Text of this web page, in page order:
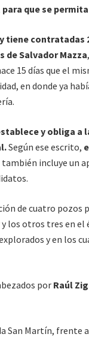
que se
tiene contratadas
de Salvador Mazza
15 días que el
en donde ya
y obliga a
Según ese escrito,
incluye un
de cuatro pozos
y los otros tres en el
y en los
por Raúl
San Martín, frente